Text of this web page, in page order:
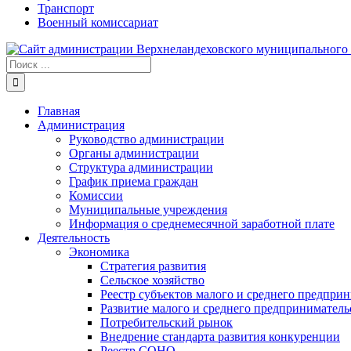
Транспорт
Военный комиссариат
Результат
поиска:
Главная
Администрация
Руководство администрации
Органы администрации
Структура администрации
График приема граждан
Комиссии
Муниципальные учреждения
Информация о среднемесячной заработной плате
Деятельность
Экономика
Стратегия развития
Сельское хозяйство
Реестр субъектов малого и среднего
Развитие малого и среднего
Потребительский рынок
Внедрение стандарта развития конкуренции